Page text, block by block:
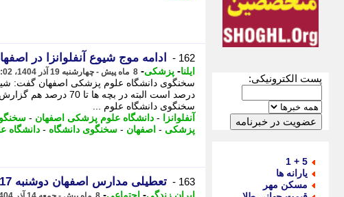
پست الکترونیکی:
5 + 1
یارانه ها
مسکن مهر
162 - ادامه موج شیوع آنفلوانزا در
ایلنا- پزشکی- 8 ماه پیش - چهارشنبه 19 آذر 1404، 17:02
درصد است البته در بچه
سخنگوی دانشگاه علوم ...
آنفلوانزا
- دانشگاه علوم پزشکی اصفهان -
پزشکی - اصفهان - سخنگوی دانشگاه - دانشگاه
163 - تعطیلی مدارس اصفهان دوشنبه 17 آذر
-
-